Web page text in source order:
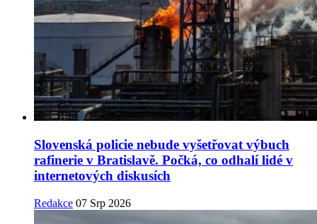
Slovenská policie nebude vyšetřovat výbuch
rafinerie v Bratislavě. Počká, co odhalí lidé v
internetových diskusích
Redakce 07 Srp 2026